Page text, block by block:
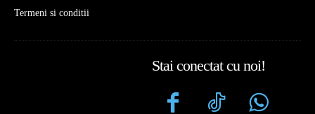
Termeni si conditii
Stai conectat cu noi!